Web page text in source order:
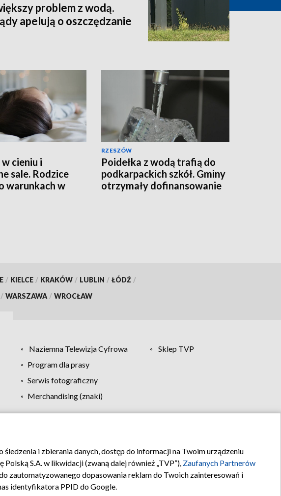
problem z wodą.
apelują o oszczędzanie
cieniu i
sale. Rodzice
warunkach w
RZESZÓW
Poidełka z wodą trafią do
podkarpackich szkół. Gminy
otrzymały dofinansowanie
/ KIELCE / KRAKÓW / LUBLIN / ŁÓDŹ /
/ WARSZAWA / WROCŁAW
Naziemna Telewizja Cyfrowa
Sklep TVP
Program dla prasy
Serwis fotograficzny
Merchandising (znaki)
Biuro reklamy Kontakt
i zbierania danych, dostęp do informacji na Twoim urządzeniu
S.A. w likwidacji (zwaną dalej również „TVP”), Zaufanych Partnerów
zautomatyzowanego dopasowania reklam do Twoich zainteresowań i
identyfikatora PPID do Google.